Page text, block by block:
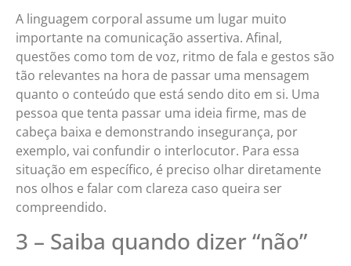
A linguagem corporal assume um lugar muito
importante na comunicação assertiva. Afinal,
questões como tom de voz, ritmo de fala e gestos são
tão relevantes na hora de passar uma mensagem
quanto o conteúdo que está sendo dito em si. Uma
pessoa que tenta passar uma ideia firme, mas de
cabeça baixa e demonstrando insegurança, por
exemplo, vai confundir o interlocutor. Para essa
situação em específico, é preciso olhar diretamente
nos olhos e falar com clareza caso queira ser
compreendido.
3 – Saiba quando dizer “não”